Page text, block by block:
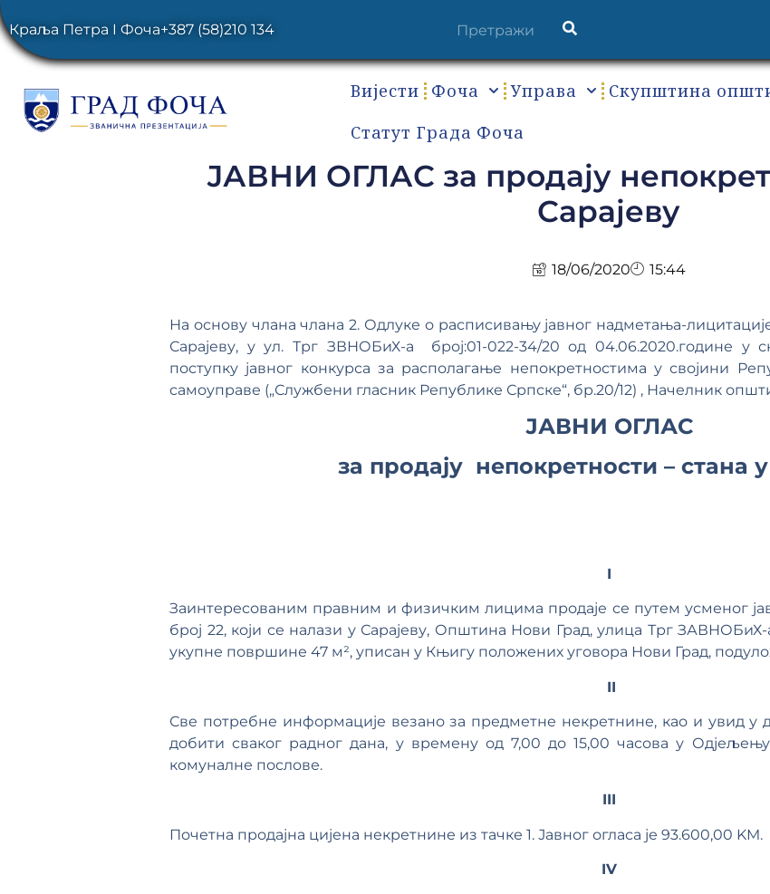
Краља Петра I Фоча+387 (58)210 134
Вијести Фоча Управа Скупштина
Статут Града Фоча
ЈАВНИ ОГЛАС за продају
Сарајеву
18/06/2020 15:44
На основу члана члана 2. Одлуке о расписивању јавног надметања-
Сарајеву, у ул. Трг ЗВНОБиХ-а број:01-022-34/20 од 04.06.2020.године у
поступку јавног конкурса за располагање непокретностима у својини
самоуправе („Службени гласник Републике Српске“, бр.20/12) , Начелник
ЈАВНИ ОГЛАС
за продају непокретности – стана
I
Заинтересованим правним и физичким лицима продаје се путем усменог
број 22, који се налази у Сарајеву, Општина Нови Град, улица Трг ЗАВНОБиХ-
укупне површине 47 м², уписан у Књигу положених уговора Нови Град,
II
Све потребне информације везано за предметне некретнине, као и увид у
добити сваког радног дана, у времену од 7,00 до 15,00 часова у
комуналне послове.
III
Почетна продајна цијена некретнине из тачке 1. Јавног огласа је 93.600,00 KM.
IV